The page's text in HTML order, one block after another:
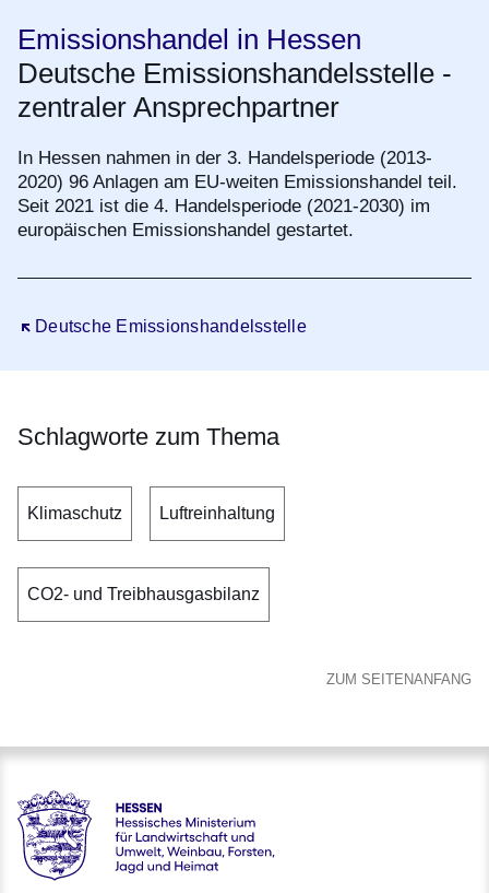
Emissionshandel in Hessen
Deutsche Emissionshandelsstelle -
zentraler Ansprechpartner
In Hessen nahmen in der 3. Handelsperiode (2013-
2020) 96 Anlagen am EU-weiten Emissionshandel teil.
Seit 2021 ist die 4. Handelsperiode (2021-2030) im
europäischen Emissionshandel gestartet.
Deutsche Emissionshandelsstelle
Öffnet sich in einem neuen Fenster
Schlagworte zum Thema
Klimaschutz Luftreinhaltung
CO2- und Treibhausgasbilanz
ZUM SEITENANFANG
Hessen - Hessisches Ministerium für Landwirtschaft und